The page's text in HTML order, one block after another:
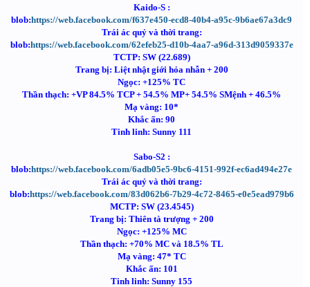
Kaido-S :
blob:https://web.facebook.com/f637e450-ecd8-40b4-a95c-9b6ae67a3dc9
Trái ác quỷ và thời trang:
blob:https://web.facebook.com/62efeb25-d10b-4aa7-a96d-313d9059337e
TCTP: SW (22.689)
Trang bị: Liệt nhật giới hỏa nhẫn + 200
Ngọc: +125% TC
Thần thạch: +VP 84.5% TCP + 54.5% MP+ 54.5% SMệnh + 46.5%
Mạ vàng: 10*
Khắc ấn: 90
Tinh linh: Sunny 111
Sabo-S2 :
blob:https://web.facebook.com/6adb05e5-9bc6-4151-992f-ec6ad494e27e
Trái ác quỷ và thời trang:
blob:https://web.facebook.com/83d062b6-7b29-4c72-8465-e0e5ead979b6
MCTP: SW (23.4545)
Trang bị: Thiên tà trượng + 200
Ngọc: +125% MC
Thần thạch: +70% MC và 18.5% TL
Mạ vàng: 47* TC
Khắc ấn: 101
Tinh linh: Sunny 155